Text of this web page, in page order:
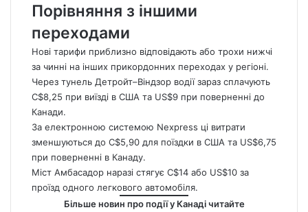
Порівняння з іншими
переходами
Нові тарифи приблизно відповідають або трохи нижчі
за чинні на інших прикордонних переходах у регіоні.
Через тунель Детройт–Віндзор водії зараз сплачують
C$8,25 при виїзді в США та US$9 при поверненні до
Канади.
За електронною системою Nexpress ці витрати
зменшуються до C$5,90 для поїздки в США та US$6,75
при поверненні в Канаду.
Міст Амбасадор наразі стягує C$14 або US$10 за
проїзд одного легкового автомобіля.
Більше новин про події у Канаді читайте